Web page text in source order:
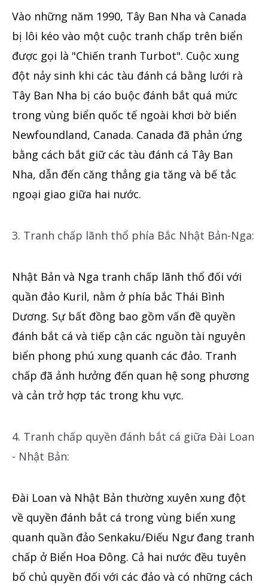
Vào những năm 1990, Tây Ban Nha và Canada
bị lôi kéo vào một cuộc tranh chấp trên biển
được gọi là "Chiến tranh Turbot". Cuộc xung
đột nảy sinh khi các tàu đánh cá bằng lưới rà
Tây Ban Nha bị cáo buộc đánh bắt quá mức
trong vùng biển quốc tế ngoài khơi bờ biển
Newfoundland, Canada. Canada đã phản ứng
bằng cách bắt giữ các tàu đánh cá Tây Ban
Nha, dẫn đến căng thẳng gia tăng và bế tắc
ngoại giao giữa hai nước.
3. Tranh chấp lãnh thổ phía Bắc Nhật Bản-Nga:
Nhật Bản và Nga tranh chấp lãnh thổ đối với
quần đảo Kuril, nằm ở phía bắc Thái Bình
Dương. Sự bất đồng bao gồm vấn đề quyền
đánh bắt cá và tiếp cận các nguồn tài nguyên
biển phong phú xung quanh các đảo. Tranh
chấp đã ảnh hưởng đến quan hệ song phương
và cản trở hợp tác trong khu vực.
4. Tranh chấp quyền đánh bắt cá giữa Đài Loan
- Nhật Bản:
Đài Loan và Nhật Bản thường xuyên xung đột
về quyền đánh bắt cá trong vùng biển xung
quanh quần đảo Senkaku/Điếu Ngư đang tranh
chấp ở Biển Hoa Đông. Cả hai nước đều tuyên
bố chủ quyền đối với các đảo và có những cách